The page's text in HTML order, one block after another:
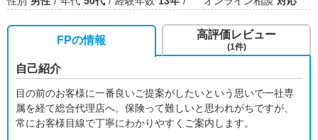
FPの情報
自己紹介
目の前のお客様に一番良いご提案がしたいという思いで一社専
属を経て総合代理店へ。保険って難しいと思われがちですが、
常にお客様目線で丁寧にわかりやすくご案内します。
高評価レビュー
(1件)